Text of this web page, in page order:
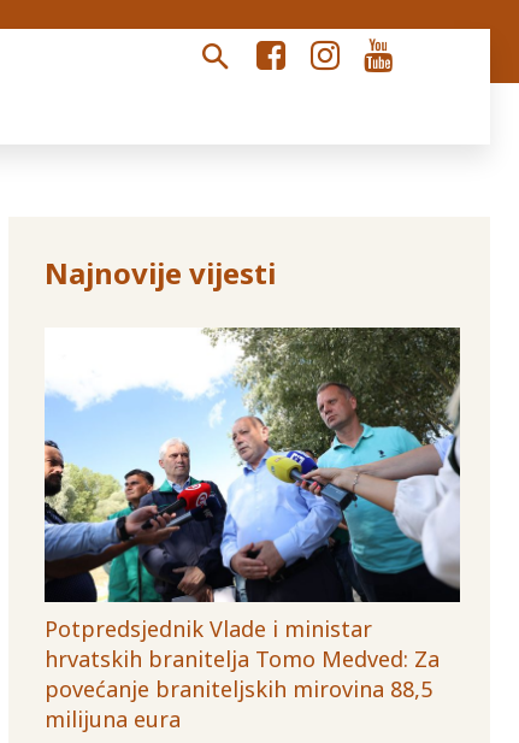
Najnovije vijesti
Potpredsjednik Vlade i ministar
hrvatskih branitelja Tomo Medved: Za
povećanje braniteljskih mirovina 88,5
milijuna eura